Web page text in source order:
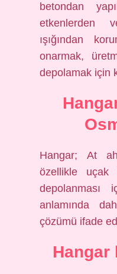
betondan
etkenlerden
ışığından
onarmak,
depolamak için
Hangar; At
özellikle
depolanması
anlamında
çözümü ifade
Hangar